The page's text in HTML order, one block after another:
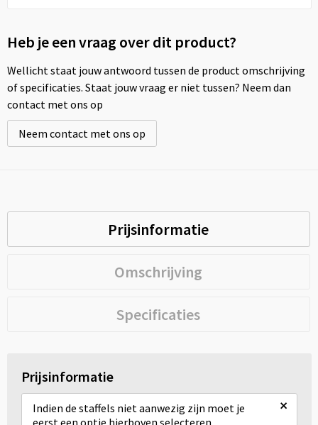
Heb je een vraag over dit product?
Wellicht staat jouw antwoord tussen de product omschrijving
of specificaties. Staat jouw vraag er niet tussen? Neem dan
contact met ons op
Neem contact met ons op
Prijsinformatie
Omschrijving
Specificaties
Prijsinformatie
Indien de staffels niet aanwezig zijn moet je
eerst een optie hierboven selecteren
×